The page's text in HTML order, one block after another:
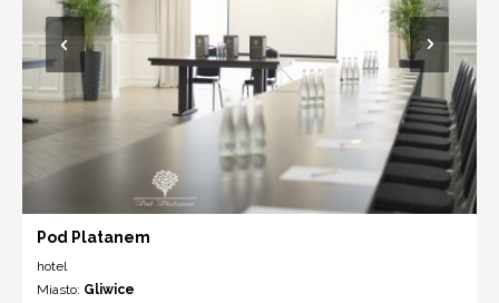
Pod Platanem
hotel
Miasto: Gliwice